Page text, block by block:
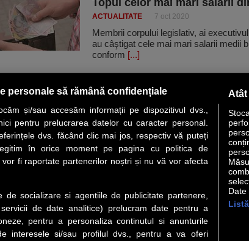
Topul celor mai mari salarii
ACTUALITATE 7 oct 2020
Membrii corpului legislativ, ai
au câştigat cele mai mari salarii medii
conform [...]
PAGINĂ COVER STORY LIDERI
ne pe Facebook
iarul Financiar
Despre Noi
Contact Redactie
Politica de
Termeni si conditii
About cookies
personale să rămână confidențiale
și/sau accesăm informații pe dispozitivul dvs.,
pentru prelucrarea datelor cu caracter personal.
dvs. făcând clic mai jos, respectiv vă puteți
în orice moment pe pagina cu politica de
fi raportate partenerilor noștri și nu vă vor afecta
de socializare si agentiile de publicitate partenere,
de date analitice) prelucram date pentru a
pentru a personaliza continutul si anunturile
interesele si/sau profilul dvs., pentru a va oferi
Atât
Date